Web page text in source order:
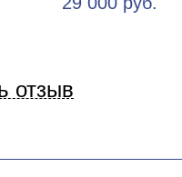
отзыв